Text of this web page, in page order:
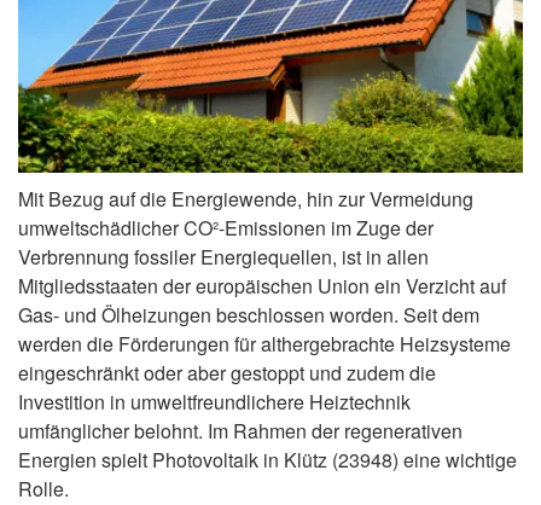
Mit Bezug auf die Energiewende, hin zur Vermeidung
umweltschädlicher CO²-Emissionen im Zuge der
Verbrennung fossiler Energiequellen, ist in allen
Mitgliedsstaaten der europäischen Union ein Verzicht auf
Gas- und Ölheizungen beschlossen worden. Seit dem
werden die Förderungen für althergebrachte Heizsysteme
eingeschränkt oder aber gestoppt und zudem die
Investition in umweltfreundlichere Heiztechnik
umfänglicher belohnt. Im Rahmen der regenerativen
Energien spielt Photovoltaik in Klütz (23948) eine wichtige
Rolle.